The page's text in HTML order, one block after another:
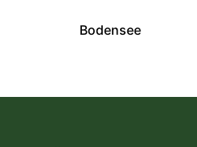
Bodensee